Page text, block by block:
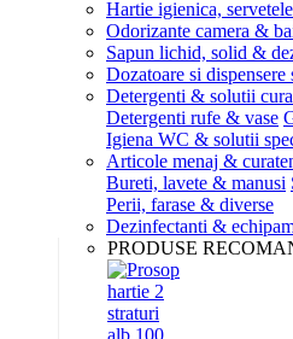
Hartie igienica,
Odorizante camera &
Sapun lichid, solid &
Dozatoare si
Detergenti & solutii
Detergenti rufe & vase
Igiena WC & solutii
Articole menaj &
Bureti, lavete & manusi
Perii, farase & diverse
Dezinfectanti &
PRODUSE